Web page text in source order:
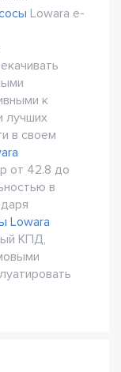
Lowara e-
к
лучших
в своем
от 42.8 до
в
Lowara
КПД,